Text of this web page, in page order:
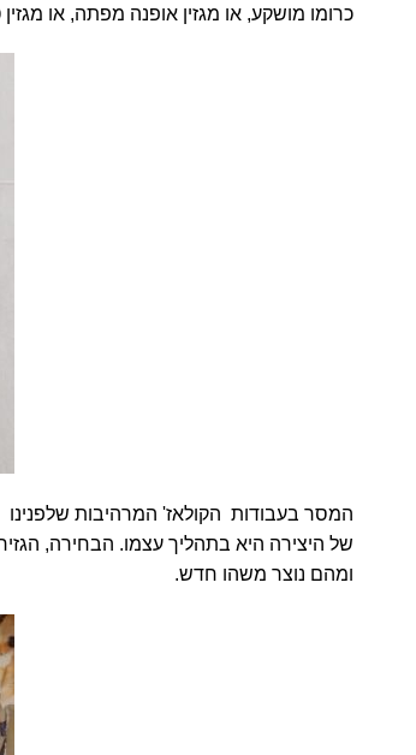
כרומו מושקע, או מגזין אופנה מפתה, או
המסר בעבודות הקולאז' המרהיבות שלפנינו
של היצירה היא בתהליך עצמו. הבחירה,
ומהם נוצר משהו חדש.